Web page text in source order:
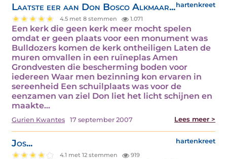
Laatste eer aan Don Bosco Alkmaar...hartenkreet
4.5 met 8 stemmen 1.071
Een kerk die geen kerk meer mocht spelen
omdat er geen plaats voor een monument was
Bulldozers komen de kerk ontheiligen Laten de
muren omvallen in een ruïneplas Amen
Grondvesten die bescherming boden voor
iedereen Waar men bezinning kon ervaren in
sereenheid Een schuilplaats was voor de
eenzamen van ziel Don liet het licht schijnen en
maakte…
Gurien Kwantes 17 september 2007 Lees meer >
Jos... hartenkreet
4.1 met 12 stemmen 919